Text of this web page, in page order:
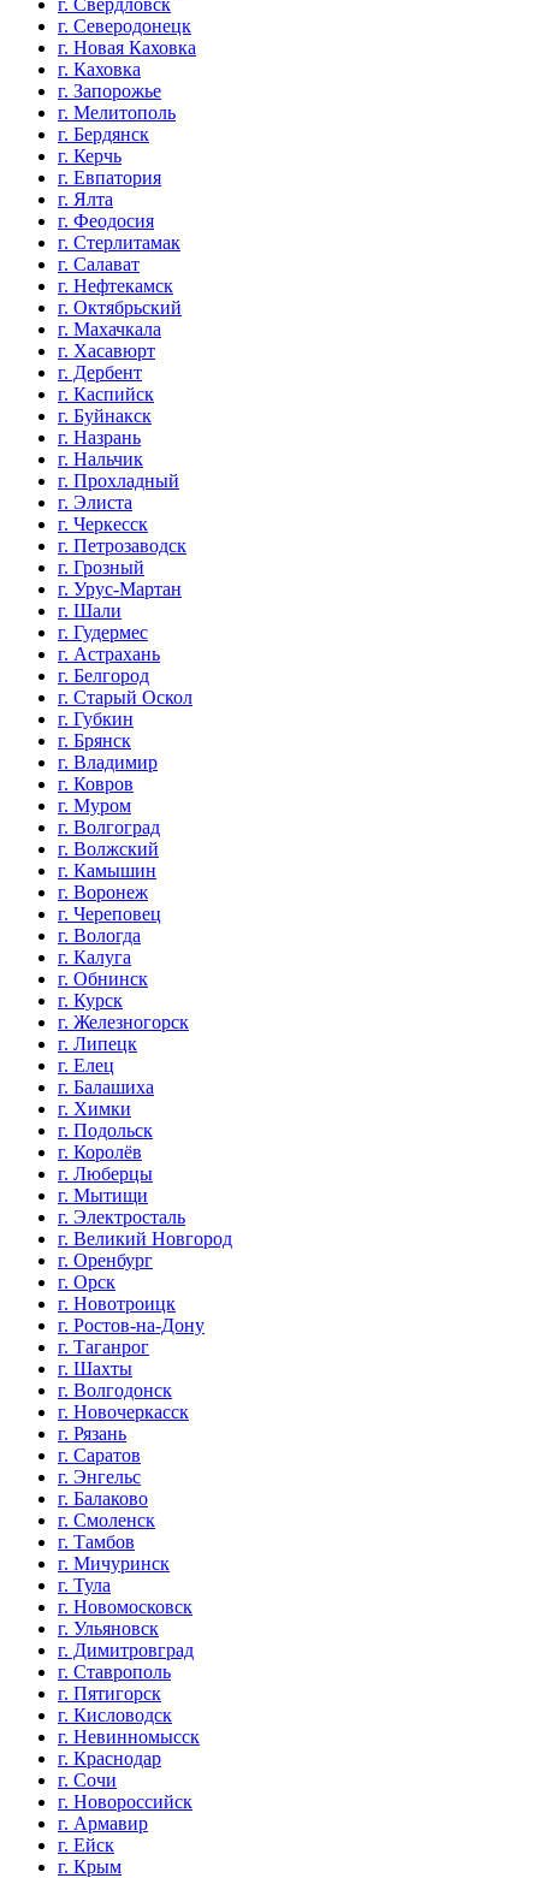
г. Свердловск
г. Северодонецк
г. Новая Каховка
г. Каховка
г. Запорожье
г. Мелитополь
г. Бердянск
г. Керчь
г. Евпатория
г. Ялта
г. Феодосия
г. Стерлитамак
г. Салават
г. Нефтекамск
г. Октябрьский
г. Махачкала
г. Хасавюрт
г. Дербент
г. Каспийск
г. Буйнакск
г. Назрань
г. Нальчик
г. Прохладный
г. Элиста
г. Черкесск
г. Петрозаводск
г. Грозный
г. Урус-Мартан
г. Шали
г. Гудермес
г. Астрахань
г. Белгород
г. Старый Оскол
г. Губкин
г. Брянск
г. Владимир
г. Ковров
г. Муром
г. Волгоград
г. Волжский
г. Камышин
г. Воронеж
г. Череповец
г. Вологда
г. Калуга
г. Обнинск
г. Курск
г. Железногорск
г. Липецк
г. Елец
г. Балашиха
г. Химки
г. Подольск
г. Королёв
г. Люберцы
г. Мытищи
г. Электросталь
г. Великий Новгород
г. Оренбург
г. Орск
г. Новотроицк
г. Ростов-на-Дону
г. Таганрог
г. Шахты
г. Волгодонск
г. Новочеркасск
г. Рязань
г. Саратов
г. Энгельс
г. Балаково
г. Смоленск
г. Тамбов
г. Мичуринск
г. Тула
г. Новомосковск
г. Ульяновск
г. Димитровград
г. Ставрополь
г. Пятигорск
г. Кисловодск
г. Невинномысск
г. Краснодар
г. Сочи
г. Новороссийск
г. Армавир
г. Ейск
г. Крым